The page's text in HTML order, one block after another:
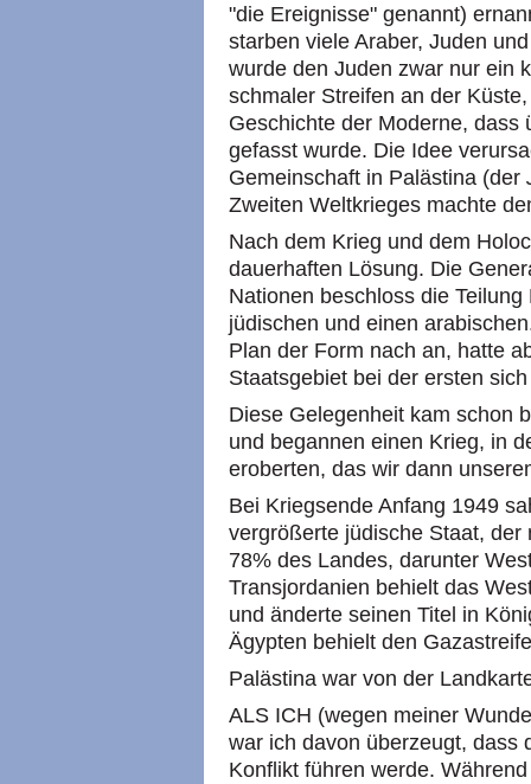
"die Ereignisse" genannt)
starben viele Araber, Juden
wurde den Juden zwar nur ein
schmaler Streifen an der
Geschichte der Moderne, dass
gefasst wurde. Die Idee
Gemeinschaft in Palästina (der
Zweiten Weltkrieges machte
Nach dem Krieg und dem
dauerhaften Lösung. Die
Nationen beschloss die
jüdischen und einen
Plan der Form nach an, hatte
Staatsgebiet bei der ersten
Diese Gelegenheit kam schon
und begannen einen Krieg, in
eroberten, das wir dann
Bei Kriegsende Anfang 1949
vergrößerte jüdische Staat,
78% des Landes, darunter
Transjordanien behielt das
und änderte seinen Titel in
Ägypten behielt den
Palästina war von der
ALS ICH (wegen meiner
war ich davon überzeugt, dass
Konflikt führen werde.